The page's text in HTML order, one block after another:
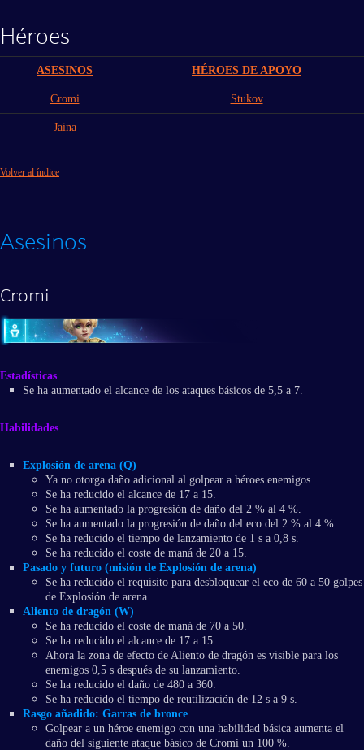
Héroes
ASESINOS HÉROES DE APOYO
Cromi Stukov
Jaina
Volver al índice
Asesinos
Cromi
Estadísticas
Se ha aumentado el alcance de los ataques básicos de 5,5 a 7.
Habilidades
Explosión de arena (Q)
Ya no otorga daño adicional al golpear a héroes enemigos.
Se ha reducido el alcance de 17 a 15.
Se ha aumentado la progresión de daño del 2 % al 4 %.
Se ha aumentado la progresión de daño del eco del 2 % al 4 %.
Se ha reducido el tiempo de lanzamiento de 1 s a 0,8 s.
Se ha reducido el coste de maná de 20 a 15.
Pasado y futuro (misión de Explosión de arena)
Se ha reducido el requisito para desbloquear el eco de 60 a 50 golpes
de Explosión de arena.
Aliento de dragón (W)
Se ha reducido el coste de maná de 70 a 50.
Se ha reducido el alcance de 17 a 15.
Ahora la zona de efecto de Aliento de dragón es visible para los
enemigos 0,5 s después de su lanzamiento.
Se ha reducido el daño de 480 a 360.
Se ha reducido el tiempo de reutilización de 12 s a 9 s.
Rasgo añadido: Garras de bronce
Golpear a un héroe enemigo con una habilidad básica aumenta el
daño del siguiente ataque básico de Cromi un 100 %.